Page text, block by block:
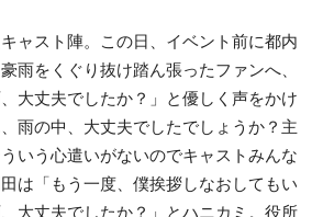
ャスト陣。この日、イベント前に都内
雨をくぐり抜け踏ん張ったファンへ、
大丈夫でしたか？」と優しく声をかけ
雨の中、大丈夫でしたでしょうか？主
いう心遣いがないのでキャストみんな
は「もう一度、僕挨拶しなおしてもい
大丈夫でしたか？」とハニカミ。役所